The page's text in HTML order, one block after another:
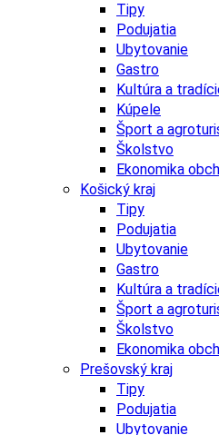
Tipy
Podujatia
Ubytovanie
Gastro
Kultúra a
Kúpele
Šport a
Školstvo
Ekonomika
Košický kraj
Tipy
Podujatia
Ubytovanie
Gastro
Kultúra a
Šport a
Školstvo
Ekonomika
Prešovský kraj
Tipy
Podujatia
Ubytovanie